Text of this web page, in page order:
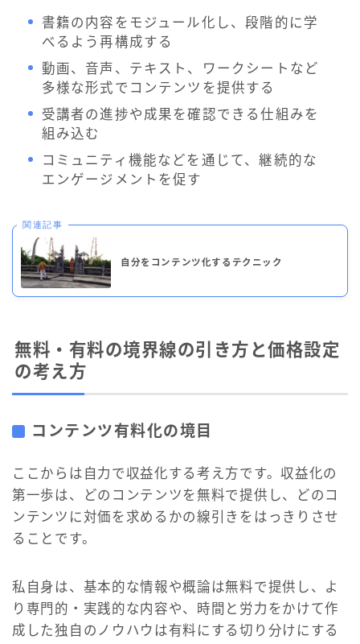
書籍の内容をモジュール化し、段階的に学
べるよう再構成する
動画、音声、テキスト、ワークシートなど
多様な形式でコンテンツを提供する
受講者の進捗や成果を確認できる仕組みを
組み込む
コミュニティ機能などを通じて、継続的な
エンゲージメントを促す
関連記事
自分をコンテンツ化するテクニック
無料・有料の境界線の引き方と価格設定
の考え方
コンテンツ有料化の境目
ここからは自力で収益化する考え方です。収益化の
第一歩は、どのコンテンツを無料で提供し、どのコ
ンテンツに対価を求めるかの線引きをはっきりさせ
ることです。
私自身は、基本的な情報や概論は無料で提供し、よ
り専門的・実践的な内容や、時間と労力をかけて作
成した独自のノウハウは有料にする切り分けにする